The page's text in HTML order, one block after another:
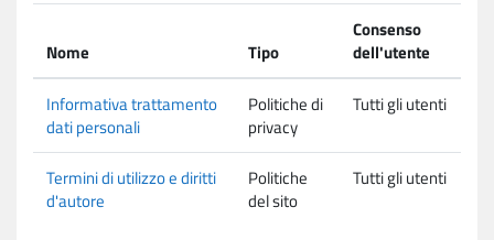
Nome Tipo
Consenso
dell'utente
Informativa trattamento
dati personali
Politiche di
privacy
Tutti gli utenti
Termini di utilizzo e diritti
d'autore
Politiche
del sito
Tutti gli utenti